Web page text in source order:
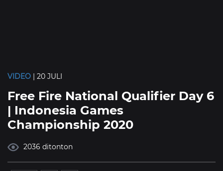
VIDEO | 20 JULI
Free Fire National Qualifier Day 6
| Indonesia Games
Championship 2020
2036 ditonton